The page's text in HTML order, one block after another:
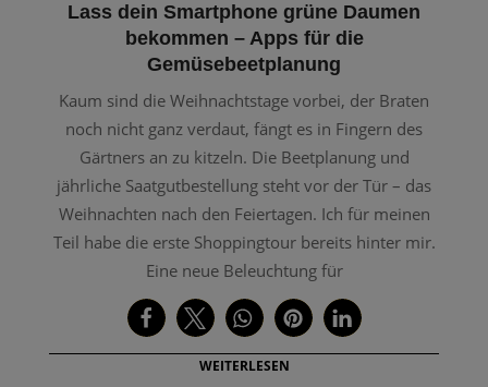
Lass dein Smartphone grüne Daumen
bekommen – Apps für die
Gemüsebeetplanung
Kaum sind die Weihnachtstage vorbei, der Braten
noch nicht ganz verdaut, fängt es in Fingern des
Gärtners an zu kitzeln. Die Beetplanung und
jährliche Saatgutbestellung steht vor der Tür – das
Weihnachten nach den Feiertagen. Ich für meinen
Teil habe die erste Shoppingtour bereits hinter mir.
Eine neue Beleuchtung für
WEITERLESEN